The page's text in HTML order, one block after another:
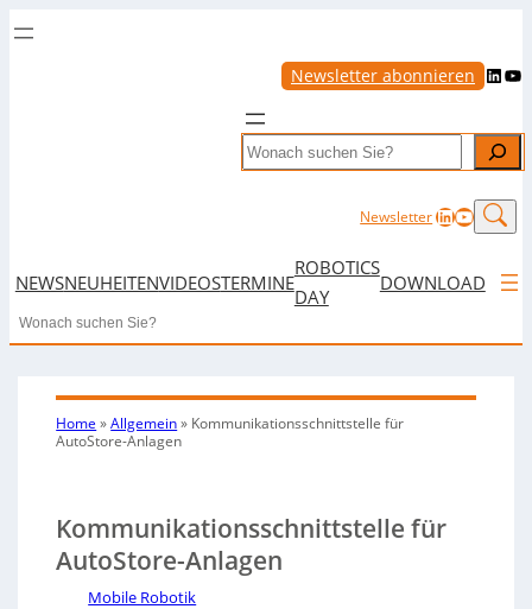
Newsletter abonnieren LinkedIn YouTube
Search
NewsletterLinkedIn
NEWSNEUHEITENVIDEOSTERMINE
ROBOTICS
DAY
DOWNLOAD
Search
Home »Allgemein» Kommunikationsschnittstelle für
AutoStore-Anlagen
Kommunikationsschnittstelle für
AutoStore-Anlagen
Mobile Robotik